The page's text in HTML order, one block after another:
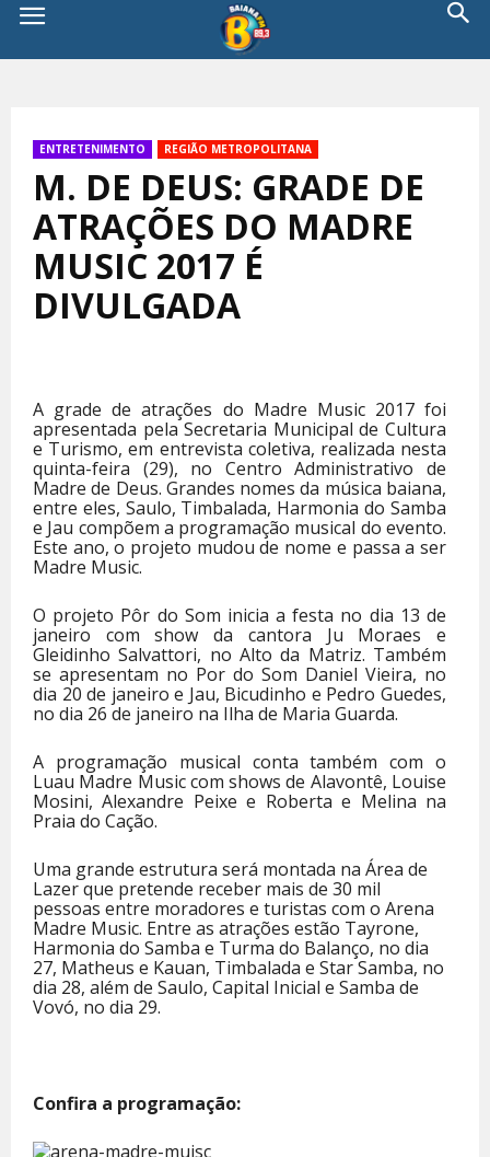
ENTRETENIMENTO REGIÃO METROPOLITANA
M. DE DEUS: GRADE DE
ATRAÇÕES DO MADRE
MUSIC 2017 É
DIVULGADA
A grade de atrações do Madre Music 2017 foi
apresentada pela Secretaria Municipal de Cultura
e Turismo, em entrevista coletiva, realizada nesta
quinta-feira (29), no Centro Administrativo de
Madre de Deus. Grandes nomes da música baiana,
entre eles, Saulo, Timbalada, Harmonia do Samba
e Jau compõem a programação musical do evento.
Este ano, o projeto mudou de nome e passa a ser
Madre Music.
O projeto Pôr do Som inicia a festa no dia 13 de
janeiro com show da cantora Ju Moraes e
Gleidinho Salvattori, no Alto da Matriz. Também
se apresentam no Por do Som Daniel Vieira, no
dia 20 de janeiro e Jau, Bicudinho e Pedro Guedes,
no dia 26 de janeiro na Ilha de Maria Guarda.
A programação musical conta também com o
Luau Madre Music com shows de Alavontê, Louise
Mosini, Alexandre Peixe e Roberta e Melina na
Praia do Cação.
Uma grande estrutura será montada na Área de
Lazer que pretende receber mais de 30 mil
pessoas entre moradores e turistas com o Arena
Madre Music. Entre as atrações estão Tayrone,
Harmonia do Samba e Turma do Balanço, no dia
27, Matheus e Kauan, Timbalada e Star Samba, no
dia 28, além de Saulo, Capital Inicial e Samba de
Vovó, no dia 29.
Confira a programação: